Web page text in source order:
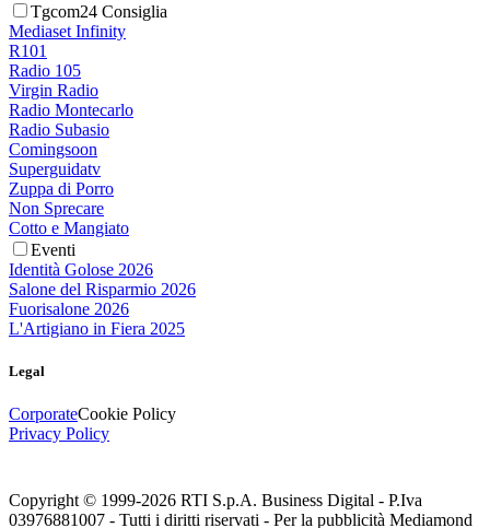
Tgcom24 Consiglia
Mediaset Infinity
R101
Radio 105
Virgin Radio
Radio Montecarlo
Radio Subasio
Comingsoon
Superguidatv
Zuppa di Porro
Non Sprecare
Cotto e Mangiato
Eventi
Identità Golose 2026
Salone del Risparmio 2026
Fuorisalone 2026
L'Artigiano in Fiera 2025
Legal
CorporateCookie Policy
Privacy Policy
Copyright © 1999-2026 RTI S.p.A. Business Digital - P.Iva
03976881007 - Tutti i diritti riservati - Per la pubblicità Mediamond